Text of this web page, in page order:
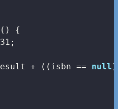
()
{
31 ;
+ ((isbn ==
null